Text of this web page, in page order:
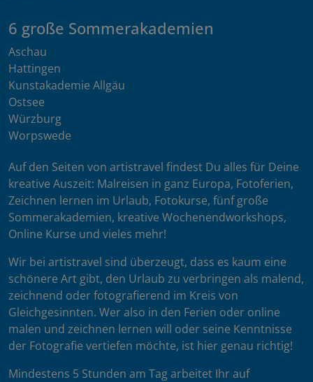
6 große Sommerakademien
Aschau
Hattingen
Kunstakademie Allgäu
Ostsee
Würzburg
Worpswede
Auf den Seiten von artistravel findest Du alles für Deine
kreative Auszeit: Malreisen in ganz Europa, Fotoferien,
Zeichnen lernen im Urlaub, Fotokurse, fünf große
Sommerakademien, kreative Wochenendworkshops,
Online Kurse und vieles mehr!
Wir bei artistravel sind überzeugt, dass es kaum eine
schönere Art gibt, den Urlaub zu verbringen als malend,
zeichnend oder fotografierend im Kreis von
Gleichgesinnten. Wer also in den Ferien oder online
malen und zeichnen lernen will oder seine Kenntnisse
der Fotografie vertiefen möchte, ist hier genau richtig!
Mindestens 5 Stunden am Tag arbeitet Ihr auf